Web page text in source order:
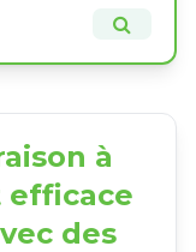
à
efficace
des